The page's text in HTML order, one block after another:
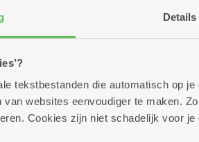
Details
tekstbestanden die automatisch op
van websites eenvoudiger te maken.
Cookies zijn niet schadelijk voor je